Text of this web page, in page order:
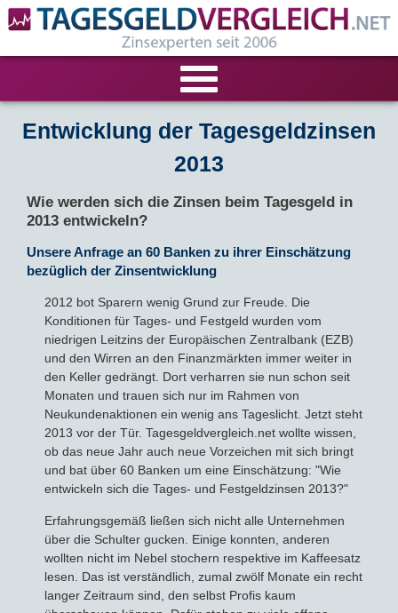
VERGLEICHE
Tagesgeld-Vergleich
Zinsvergleich
Tagesgeld mit Zinsgarantie
Nachhaltige Banken
RECHNER
Festgeldrechner
LIVE-TESTS
Tagesgeld-Test
Festgeld-Test
Zinsbroker-Test
FIRMENANGEBOTE
Firmentagesgeld
Firmenfestgeld
Cash Management
ANLAGEALTERNATIVEN
Geldmarkt-ETFs
Sparbuch
Sparbriefe
Kombigeld
Sparplan
Broker mit Zinsen
RATGEBER
Ratgeber
Downloads
Lexikon
VERÖFFENTLICHUNGEN
Veröffentlichungen
Zinsradar
Statistiken
ALLGEMEINES
Impressum
Datenschutz
Entwicklung der Tagesgeldzinsen
2013
Wie werden sich die Zinsen beim Tagesgeld in
2013 entwickeln?
Unsere Anfrage an 60 Banken zu ihrer Einschätzung
bezüglich der Zinsentwicklung
2012 bot Sparern wenig Grund zur Freude. Die
Konditionen für Tages- und Festgeld wurden vom
niedrigen Leitzins der Europäischen Zentralbank (EZB)
und den Wirren an den Finanzmärkten immer weiter in
den Keller gedrängt. Dort verharren sie nun schon seit
Monaten und trauen sich nur im Rahmen von
Neukundenaktionen ein wenig ans Tageslicht. Jetzt steht
2013 vor der Tür. Tagesgeldvergleich.net wollte wissen,
ob das neue Jahr auch neue Vorzeichen mit sich bringt
und bat über 60 Banken um eine Einschätzung: "Wie
entwickeln sich die Tages- und Festgeldzinsen 2013?"
Erfahrungsgemäß ließen sich nicht alle Unternehmen
über die Schulter gucken. Einige konnten, anderen
wollten nicht im Nebel stochern respektive im Kaffeesatz
lesen. Das ist verständlich, zumal zwölf Monate ein recht
langer Zeitraum sind, den selbst Profis kaum